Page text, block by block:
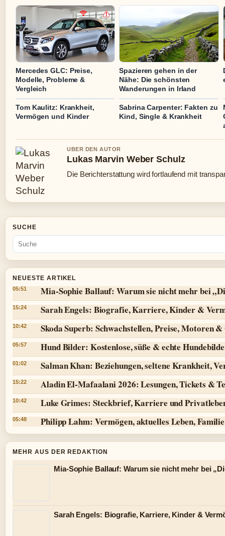
Mercedes GLC: Preise,
Modelle, Probleme &
Vergleich
Spazieren gehen in der
Nähe: Die schönsten
Wanderungen in Irland
Tom Kaulitz: Krankheit,
Vermögen und Kinder
Sabrina Carpenter: Fakten zu
Kind, Single & Krankheit
UBER DEN AUTOR
Lukas Marvin Weber Schulz
Die Berichterstattung wird fortlaufend mit
SUCHE
NEUESTE ARTIKEL
05:51 Mia-Sophie Ballauf: Warum sie nicht mehr bei
15:24 Sarah Engels: Biografie, Karriere, Kinder &
10:42 Skoda Superb: Schwachstellen, Preise, Motoren
05:57 Hund Bilder: Kostenlose, süße & echte
01:02 Salman Khan: Beziehungen, seltene Krankheit,
15:22 Aladin El-Mafaalani 2026: Lesungen, Tickets &
10:42 Luke Grimes: Steckbrief, Karriere und
05:48 Philipp Lahm: Vermögen, aktuelles Leben,
MEHR AUS DER REDAKTION
Mia-Sophie Ballauf: Warum sie nicht mehr bei
Sarah Engels: Biografie, Karriere, Kinder &